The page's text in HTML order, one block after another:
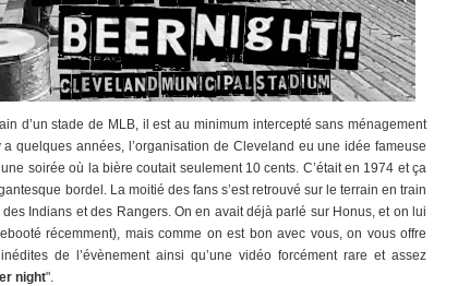
d’un stade de MLB, il est au minimum intercepté sans ménagement
quelques années, l’organisation de Cleveland eu une idée fameuse
soirée où la bière coutait seulement 10 cents. C’était en 1974 et ça
bordel. La moitié des fans s’est retrouvé sur le terrain en train
Indians et des Rangers. On en avait déjà parlé sur Honus, et on lui
récemment), mais comme on est bon avec vous, on vous offre
de l’évènement ainsi qu’une vidéo forcément rare et assez
night".